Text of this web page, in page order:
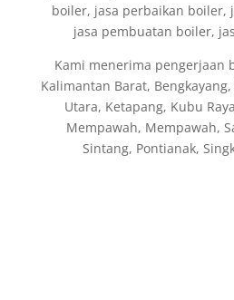
boiler, jasa perbaikan boiler,
jasa pembuatan boiler,
Kami menerima pengerjaan
Kalimantan Barat,
Utara, Ketapang, Kubu
Mempawah, Mempawah,
Sintang, Pontianak,